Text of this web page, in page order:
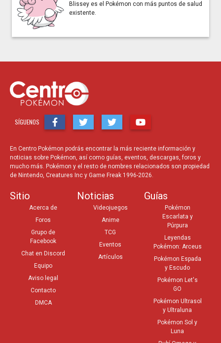
Blissey es el Pokémon con más puntos de salud
existente.
SÍGUENOS
En Centro Pokémon podrás encontrar la más reciente información y
noticias sobre Pokémon, así como guías, eventos, descargas, foros y
mucho más. Pokémon y el resto de nombres relacionados son propiedad
de Nintendo, Creatures Inc y Game Freak 1996-2026.
Sitio
Acerca de
Foros
Grupo de
Facebook
Chat en Discord
Equipo
Aviso legal
Contacto
DMCA
Noticias
Videojuegos
Anime
TCG
Eventos
Artículos
Guías
Pokémon
Escarlata y
Púrpura
Leyendas
Pokémon: Arceus
Pokémon Espada
y Escudo
Pokémon Let's
GO
Pokémon Ultrasol
y Ultraluna
Pokémon Sol y
Luna